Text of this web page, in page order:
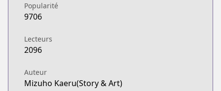
Popularité
9706
Lecteurs
2096
Auteur
Mizuho Kaeru(Story & Art)